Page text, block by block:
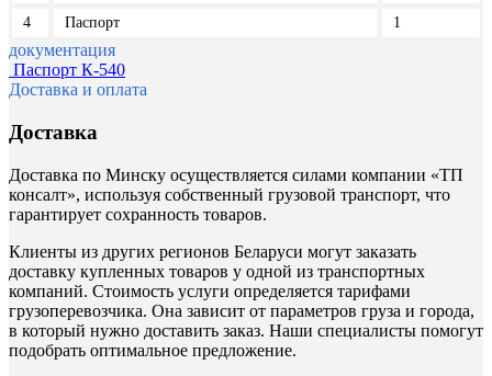
4 Паспорт 1
документация
Паспорт К-540
Доставка и оплата
Доставка
Доставка по Минску осуществляется силами компании «ТП
консалт», используя собственный грузовой транспорт, что
гарантирует сохранность товаров.
Клиенты из других регионов Беларуси могут заказать
доставку купленных товаров у одной из транспортных
компаний. Стоимость услуги определяется тарифами
грузоперевозчика. Она зависит от параметров груза и города,
в который нужно доставить заказ. Наши специалисты помогут
подобрать оптимальное предложение.